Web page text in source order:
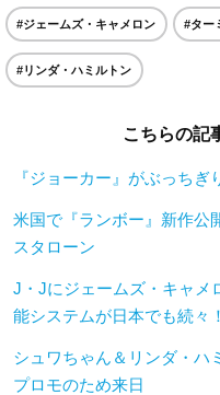
#ジェームズ・キャメロン #ター
#リンダ・ハミルトン
こちらの記
『ジョーカー』がぶっち
米国で『ランボー』新作公
スタローン
J・Jにジェームズ・キャ
能システムが日本でも続々！
シュワちゃん＆リンダ・ハ
プロモのため来日